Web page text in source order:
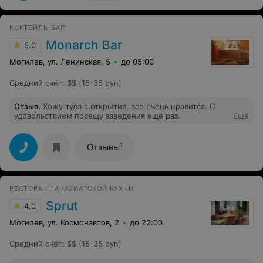
КОКТЕЙЛЬ-БАР
5.0 Monarch Bar
Могилев, ул. Ленинская, 5 до 05:00
Средний счёт: $$ (15-35 byn)
Отзыв. Хожу туда с открытия, все очень нравится. С
удовольствием посещу заведения ещё раз.
Еще
Отзывы1
РЕСТОРАН ПАНАЗИАТСКОЙ КУХНИ
4.0 Sprut
Могилев, ул. Космонавтов, 2 до 22:00
Средний счёт: $$ (15-35 byn)